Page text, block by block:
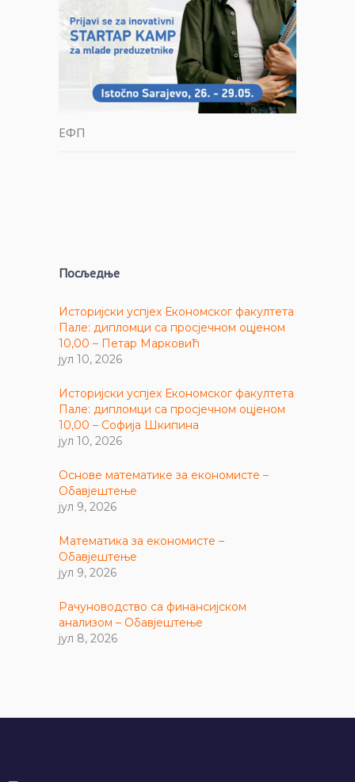
ЕФП
Посљедње
Историјски успјех Економског факултета
Пале: дипломци са просјечном оцјеном
10,00 – Петар Марковић
јул 10, 2026
Историјски успјех Економског факултета
Пале: дипломци са просјечном оцјеном
10,00 – Софија Шкипина
јул 10, 2026
Основе математике за економисте –
Обавјештење
јул 9, 2026
Математика за економисте –
Обавјештење
јул 9, 2026
Рачуноводство са финансијском
анализом – Обавјештење
јул 8, 2026